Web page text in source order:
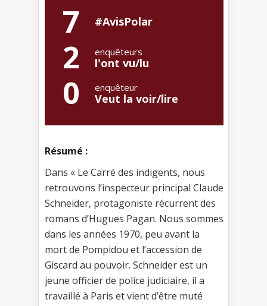
7 #AvisPolar
2 enquêteurs
l'ont vu/lu
0 enquêteur
Veut la voir/lire
Résumé :
Dans « Le Carré des indigents, nous
retrouvons l’inspecteur principal Claude
Schneider, protagoniste récurrent des
romans d’Hugues Pagan. Nous sommes
dans les années 1970, peu avant la
mort de Pompidou et l’accession de
Giscard au pouvoir. Schneider est un
jeune officier de police judiciaire, il a
travaillé à Paris et vient d’être muté